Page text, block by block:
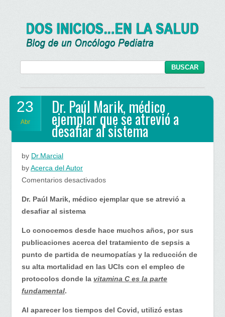
23
Abr
Dr. Paúl Marik, médico
ejemplar que se atrevió a
desafiar al sistema
by Dr.Marcial
byAcerca del Autor
Comentarios desactivadosen
Paúl
médico
ejemplar
que
se
atrevió
al
Dr. Paúl Marik, médico ejemplar que se atrevió a
desafiar al sistema
Lo conocemos desde hace muchos años, por sus
publicaciones acerca del tratamiento de sepsis a
punto de partida de neumopatías y la reducción de
su alta mortalidad en las UCIs con el empleo de
protocolos donde la vitamina C es la parte
fundamental.
Al aparecer los tiempos del Covid, utilizó estas